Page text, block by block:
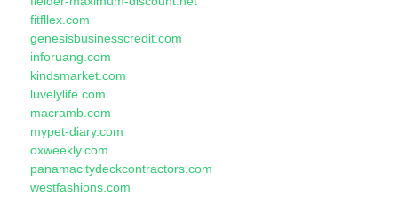
fitfllex.com
genesisbusinesscredit.com
inforuang.com
kindsmarket.com
luvelylife.com
macramb.com
mypet-diary.com
oxweekly.com
panamacitydeckcontractors.com
westfashions.com